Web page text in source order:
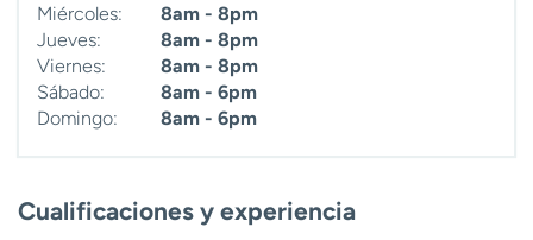
Miércoles:
8am - 8pm
Jueves:
8am - 8pm
Viernes:
8am - 8pm
Sábado:
8am - 6pm
Domingo:
8am - 6pm
Cualificaciones y experiencia